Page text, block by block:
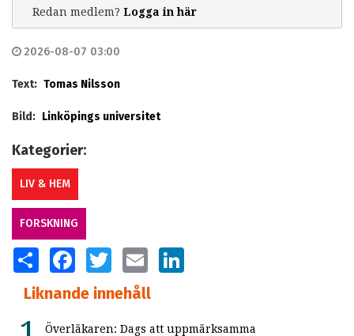
Redan medlem? Logga in här
2026-08-07 03:00
Text: Tomas Nilsson
Bild: Linköpings universitet
Kategorier:
LIV & HEM
FORSKNING
SHARE FACEBOOKTWITTER EMAIL
Liknande innehåll
Överläkaren: Dags att uppmärksamma